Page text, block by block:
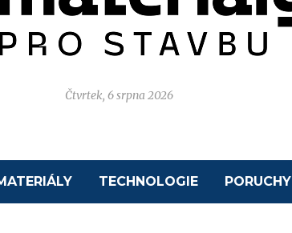
Čtvrtek, 6 srpna 2026
TECHNOLOGIE PORUCHY